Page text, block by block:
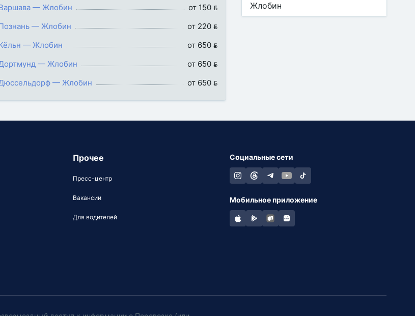
— Жлобин
от 150 
— Жлобин
от 220 
— Жлобин
от 650 
— Жлобин
от 650 
— Жлобин
от 650 
Жлобин
Прочее
Пресс-центр
Вакансии
Для водителей
Социальные сети
Мобильное приложение